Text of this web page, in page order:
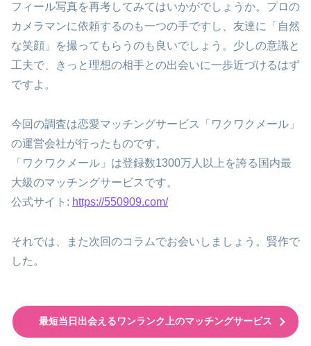
フィール写真を再考してみてはいかがでしょうか。プロの
カメラマンに依頼するのも一つの手ですし、友達に「自然
な笑顔」を撮ってもらうのも良いでしょう。少しの意識と
工夫で、きっと理想の相手との出会いに一歩近づけるはず
ですよ。
今回の調査は恋愛マッチングサービス「ワクワクメール」
の運営会社が行ったものです。
「ワクワクメール」は登録数1300万人以上を誇る国内最
大級のマッチングサービスです。
公式サイト: https://550909.com/
それでは、また次回のコラムでお会いしましょう。賢作で
した。
最短当日出会えるワンランク上のマッチングサービス